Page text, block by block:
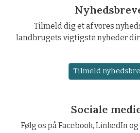
Tilmeld dig et af vores
landbrugets vigtigste nyheder
Tilmeld
Sociale
Følg os på Facebook, LinkedIn